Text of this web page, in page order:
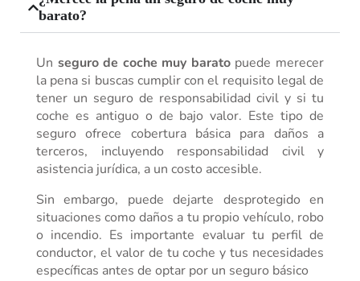
barato?
Un seguro de coche muy baratopuede merecer
la pena si buscas cumplir con el requisito legal de
tener un seguro de responsabilidad civil y si tu
coche es antiguo o de bajo valor. Este tipo de
seguro ofrece cobertura básica para daños a
terceros, incluyendo responsabilidad civil y
asistencia jurídica, a un costo accesible.
Sin embargo, puede dejarte desprotegido en
situaciones como daños a tu propio vehículo, robo
o incendio. Es importante evaluar tu perfil de
conductor, el valor de tu coche y tus necesidades
específicas antes de optar por un seguro básico